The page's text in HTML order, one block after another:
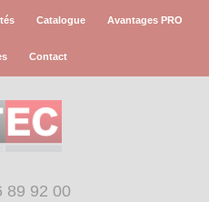
Catalogue Avantages PRO
Contact
89 92 00